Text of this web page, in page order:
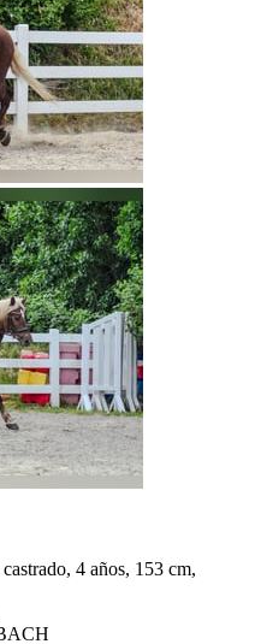
4 años, 153 cm,